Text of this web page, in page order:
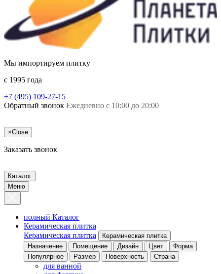
Мы импортируем плитку
c 1995 года
+7 (495) 109-27-15
Обратный звонок Ежедневно с 10:00 до 20:00
×Close
Заказать звонок
Каталог
Меню
полный Каталог
Керамическая плитка
Керамическая плитка
Керамическая плитка
Назначение
Помещение Дизайн Цвет
Форма
Популярное
Размер Поверхность Страна
для ванной